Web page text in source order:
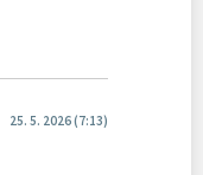
25. 5. 2026 (7:13)